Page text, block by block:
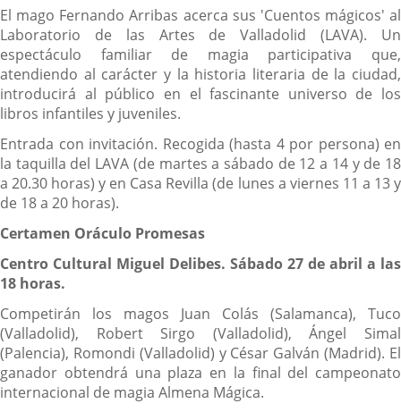
El mago Fernando Arribas acerca sus 'Cuentos mágicos' al
Laboratorio de las Artes de Valladolid (LAVA). Un
espectáculo familiar de magia participativa que,
atendiendo al carácter y la historia literaria de la ciudad,
introducirá al público en el fascinante universo de los
libros infantiles y juveniles.
Entrada con invitación. Recogida (hasta 4 por persona) en
la taquilla del LAVA (de martes a sábado de 12 a 14 y de 18
a 20.30 horas) y en Casa Revilla (de lunes a viernes 11 a 13 y
de 18 a 20 horas).
Certamen Oráculo Promesas
Centro Cultural Miguel Delibes. Sábado 27 de abril a las
18 horas.
Competirán los magos Juan Colás (Salamanca), Tuco
(Valladolid), Robert Sirgo (Valladolid), Ángel Simal
(Palencia), Romondi (Valladolid) y César Galván (Madrid). El
ganador obtendrá una plaza en la final del campeonato
internacional de magia Almena Mágica.